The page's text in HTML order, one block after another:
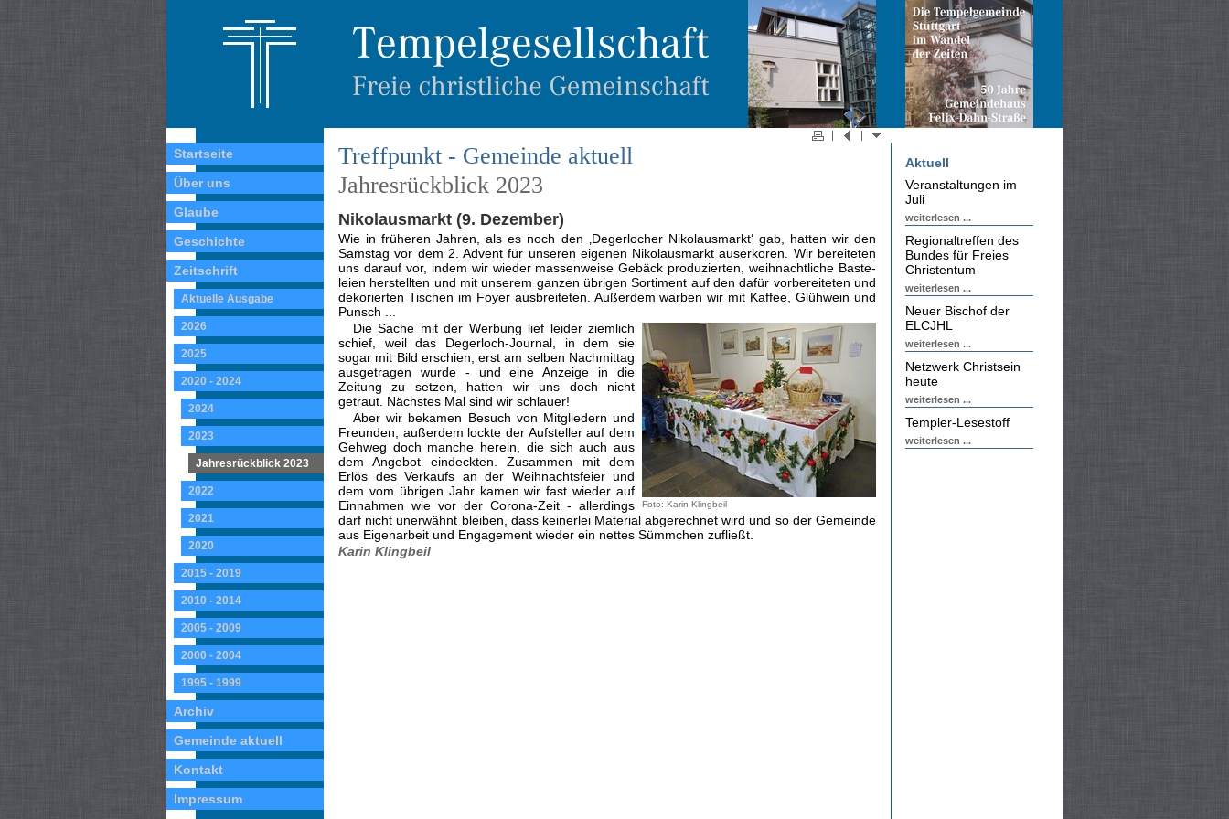
Startseite
Über uns
Glaube
Geschichte
Zeitschrift
Aktuelle Ausgabe
2026
2025
2020 - 2024
2024
2023
Jahresrückblick 2023
2022
2021
2020
2015 - 2019
2010 - 2014
2005 - 2009
2000 - 2004
1995 - 1999
Archiv
Gemeinde aktuell
Kontakt
Impressum
Treffpunkt - Gemeinde aktuell
Jahresrückblick 2023
Nikolausmarkt (9. Dezember)
Wie in früheren Jahren, als es noch den ‚Degerlocher Nikolausmarkt‘ gab, hatten wir den
Samstag vor dem 2. Advent für unseren eigenen Nikolausmarkt auserkoren. Wir bereiteten
uns darauf vor, indem wir wieder massenweise Gebäck produzierten, weihnachtliche Baste­
leien herstellten und mit unserem ganzen übrigen Sortiment auf den dafür vorbereiteten und
dekorierten Tischen im Foyer ausbreiteten. Außerdem warben wir mit Kaffee, Glühwein und
Punsch ...
Foto: Karin Klingbeil
Die Sache mit der Werbung lief leider ziemlich
schief, weil das Degerloch-Journal, in dem sie
sogar mit Bild erschien, erst am selben Nachmittag
aus­ge­tra­gen wurde - und eine Anzeige in die
Zeitung zu setzen, hatten wir uns doch nicht
getraut. Nächstes Mal sind wir schlauer!
Aber wir bekamen Besuch von Mitgliedern und
Freunden, außerdem lockte der Aufsteller auf dem
Gehweg doch manche herein, die sich auch aus
dem Angebot eindeckten. Zusammen mit dem
Erlös des Verkaufs an der Weihnachtsfeier und
dem vom übrigen Jahr kamen wir fast wieder auf
Einnahmen wie vor der Corona-Zeit - allerdings
darf nicht uner­wähnt bleiben, dass keinerlei Material abgerechnet wird und so der Gemeinde
aus Eigenarbeit und Engagement wieder ein nettes Sümmchen zufließt.
Karin Klingbeil
Aktuell
Veranstaltungen im
Juli
weiterlesen ...
Regionaltreffen des
Bundes für Freies
Christentum
weiterlesen ...
Neuer Bischof der
ELCJHL
weiterlesen ...
Netzwerk Christsein
heute
weiterlesen ...
Templer-Lesestoff
weiterlesen ...